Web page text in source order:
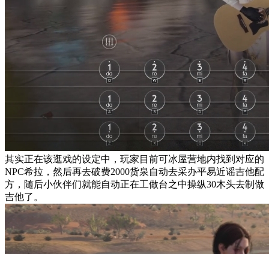
其实正在该逛戏的设定中，玩家目前可冰屋营地内找到对应的
NPC希拉，然后再去破费2000货泉自动去采办平易近谣吉他配
方，随后小伙伴们就能自动正在工做台之中操纵30木头去制做
吉他了。